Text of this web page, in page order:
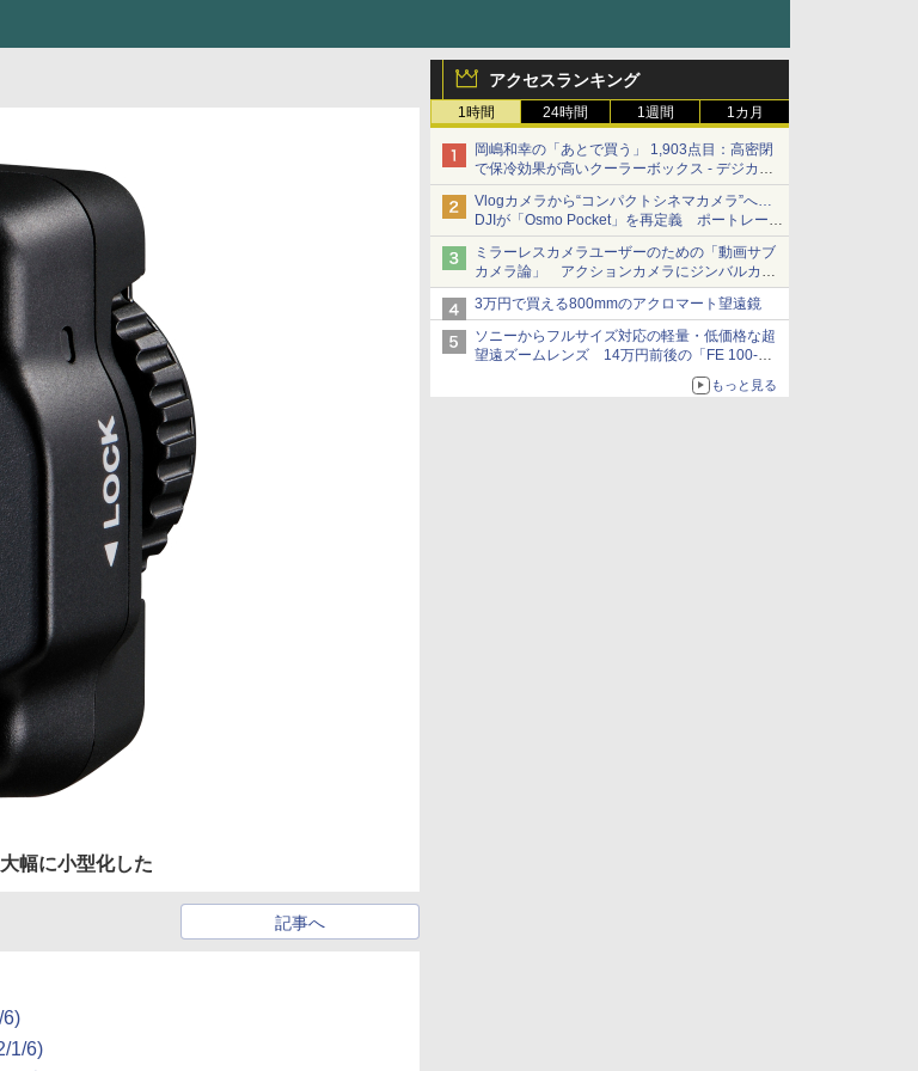
アクセスランキング
1時間 24時間 1週間 1カ月
岡嶋和幸の「あとで買う」 1,903点目：高密閉
で保冷効果が高いクーラーボックス - デジカメ
Watch
Vlogカメラから“コンパクトシネマカメラ”へ…
DJIが「Osmo Pocket」を再定義 ポートレート
重視の映像設計に
ミラーレスカメラユーザーのための「動画サブ
カメラ論」 アクションカメラにジンバルカメ
ラ……その実質的な違いは？
3万円で買える800mmのアクロマート望遠鏡
ソニーからフルサイズ対応の軽量・低価格な超
望遠ズームレンズ 14万円前後の「FE 100-
もっと見る
幅に小型化した
記事へ
6)
1/6)